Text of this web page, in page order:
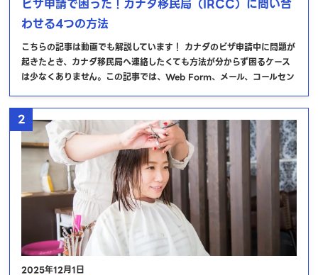
ビザ申請で困った！カナダ移民局（IRCC）に問い合
わせる4つの方法
こちらの記事は動画でも解説しています！ カナダのビザ申請中に問題が
起きたとき、カナダ移民局へ連絡したくても方法が分からず困るケース
は少なくありません。この記事では、Web Form、メール、コールセン
2
2025年12月1日